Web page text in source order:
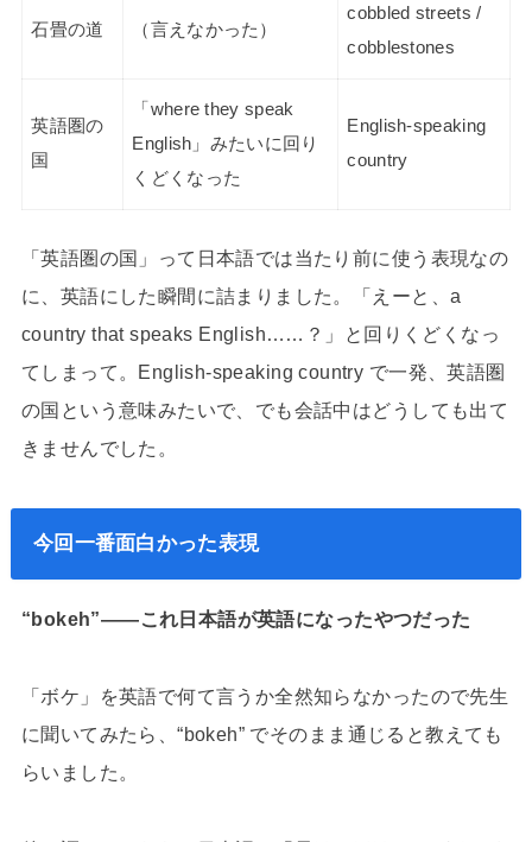
石畳の道 （言えなかった）
cobbled streets /
cobblestones
英語圏の
国
「where they speak
English」みたいに回り
くどくなった
English-speaking
country
「英語圏の国」って日本語では当たり前に使う表現なの
に、英語にした瞬間に詰まりました。「えーと、a
country that speaks English……？」と回りくどくなっ
てしまって。English-speaking country で一発、英語圏
の国という意味みたいで、でも会話中はどうしても出て
きませんでした。
今回一番面白かった表現
“bokeh”——これ日本語が英語になったやつだった
「ボケ」を英語で何て言うか全然知らなかったので先生
に聞いてみたら、“bokeh” でそのまま通じると教えても
らいました。